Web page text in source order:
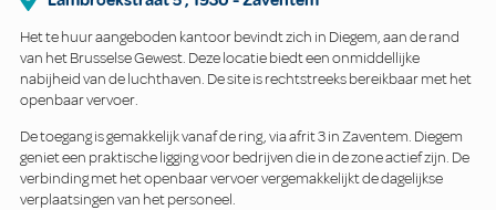
Het te huur aangeboden kantoor bevindt zich in Diegem, aan de rand
van het Brusselse Gewest. Deze locatie biedt een onmiddellijke
nabijheid van de luchthaven. De site is rechtstreeks bereikbaar met het
openbaar vervoer.
De toegang is gemakkelijk vanaf de ring, via afrit 3 in Zaventem. Diegem
geniet een praktische ligging voor bedrijven die in de zone actief zijn. De
verbinding met het openbaar vervoer vergemakkelijkt de dagelijkse
verplaatsingen van het personeel.